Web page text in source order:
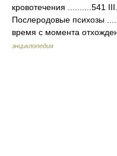
кровотечения ..........541
Послеродовые психозы
время с момента
энциклопедия